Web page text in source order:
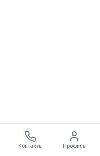
Контакты Профиль